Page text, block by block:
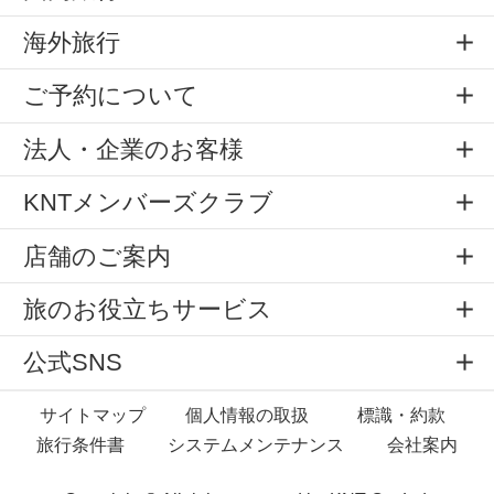
海外旅行
ご予約について
法人・企業のお客様
KNTメンバーズクラブ
店舗のご案内
旅のお役立ちサービス
公式SNS
サイトマップ 個人情報の取扱
標識・約款
旅行条件書
システムメンテナンス 会社案内